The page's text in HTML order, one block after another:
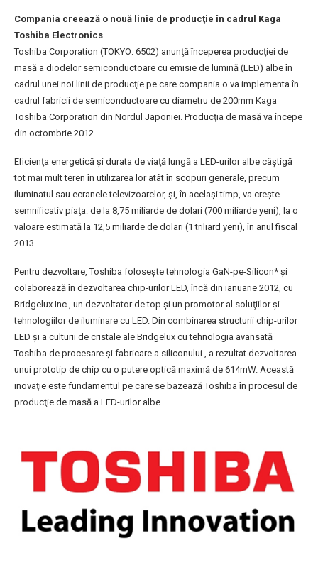
Compania creează o nouă linie de producţie în cadrul Kaga
Toshiba Electronics
Toshiba Corporation (TOKYO: 6502) anunţă începerea producţiei de
masă a diodelor semiconductoare cu emisie de lumină (LED) albe în
cadrul unei noi linii de producţie pe care compania o va implementa în
cadrul fabricii de semiconductoare cu diametru de 200mm Kaga
Toshiba Corporation din Nordul Japoniei. Producţia de masă va începe
din octombrie 2012.
Eficienţa energetică şi durata de viaţă lungă a LED-urilor albe câştigă
tot mai mult teren în utilizarea lor atât în scopuri generale, precum
iluminatul sau ecranele televizoarelor, şi, în acelaşi timp, va creşte
semnificativ piaţa: de la 8,75 miliarde de dolari (700 miliarde yeni), la o
valoare estimată la 12,5 miliarde de dolari (1 triliard yeni), în anul fiscal
2013.
Pentru dezvoltare, Toshiba foloseşte tehnologia GaN-pe-Silicon* şi
colaborează în dezvoltarea chip-urilor LED, încă din ianuarie 2012, cu
Bridgelux Inc., un dezvoltator de top şi un promotor al soluţiilor şi
tehnologiilor de iluminare cu LED. Din combinarea structurii chip-urilor
LED şi a culturii de cristale ale Bridgelux cu tehnologia avansată
Toshiba de procesare şi fabricare a siliconului , a rezultat dezvoltarea
unui prototip de chip cu o putere optică maximă de 614mW. Această
inovaţie este fundamentul pe care se bazează Toshiba în procesul de
producţie de masă a LED-urilor albe.